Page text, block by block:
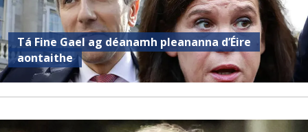
Tá Fine Gael ag déanamh pleananna d’Éire
aontaithe